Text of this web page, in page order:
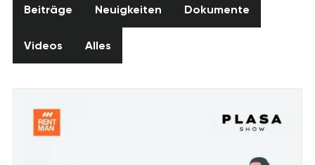
Beiträge Neuigkeiten Dokumente
Videos Alles